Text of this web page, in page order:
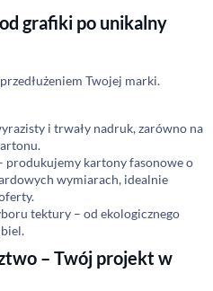
grafiki po unikalny
Twojej marki.
i trwały nadruk, zarówno na
produkujemy kartony fasonowe o
wymiarach, idealnie
tektury – od ekologicznego
– Twój projekt w